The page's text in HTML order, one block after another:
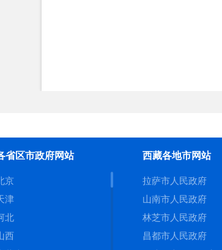
（九）负责全市人民
建设、城市地下空间开发
政策和措施并监督实施。
准化管理工作。组织管理
省区市政府网站
京
津
北
西
西藏各地市网站
拉萨市人民政府
山南市人民政府
林芝市人民政府
昌都市人民政府